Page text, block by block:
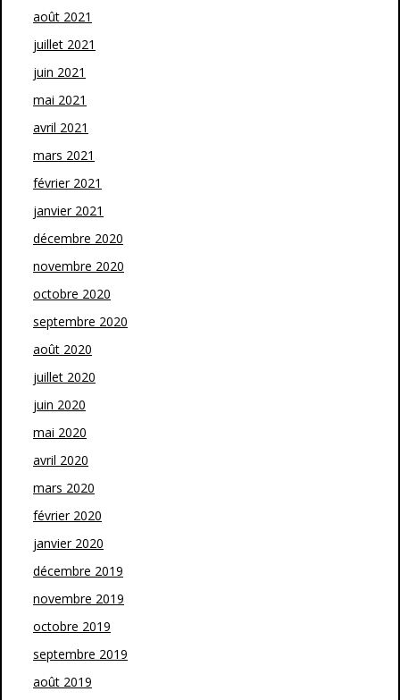
août 2021
juillet 2021
juin 2021
mai 2021
avril 2021
mars 2021
février 2021
janvier 2021
décembre 2020
novembre 2020
octobre 2020
septembre 2020
août 2020
juillet 2020
juin 2020
mai 2020
avril 2020
mars 2020
février 2020
janvier 2020
décembre 2019
novembre 2019
octobre 2019
septembre 2019
août 2019